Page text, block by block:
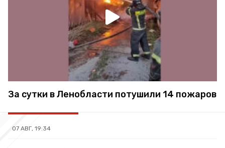
За сутки в Ленобласти потушили 14 пожаров
07 АВГ, 19:34